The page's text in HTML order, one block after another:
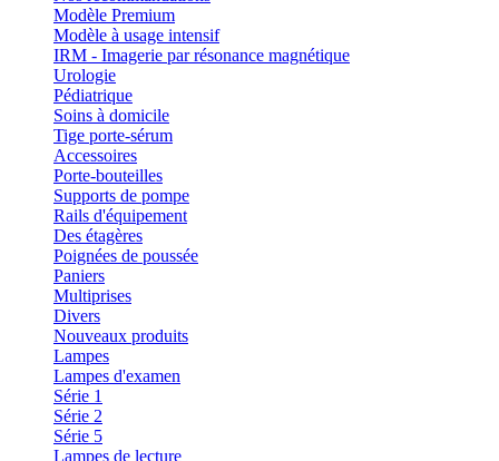
Modèle Premium
Modèle à usage intensif
IRM - Imagerie par résonance magnétique
Urologie
Pédiatrique
Soins à domicile
Tige porte-sérum
Accessoires
Porte-bouteilles
Supports de pompe
Rails d'équipement
Des étagères
Poignées de poussée
Paniers
Multiprises
Divers
Nouveaux produits
Lampes
Lampes d'examen
Série 1
Série 2
Série 5
Lampes de lecture